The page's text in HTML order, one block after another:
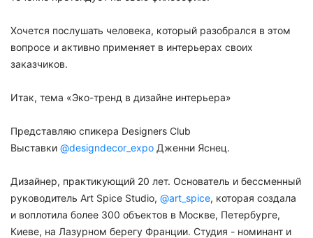
Хочется послушать человека, который разобрался в этом
вопросе и активно применяет в интерьерах своих
заказчиков.
Итак, тема «Эко-тренд в дизайне интерьера»
Представляю спикера Designers Club
Выставки @designdecor_expo Дженни Яснец.
Дизайнер, практикующий 20 лет. Основатель и бессменный
руководитель Art Spice Studio, @art_spice, которая создала
и воплотила более 300 объектов в Москве, Петербурге,
Киеве, на Лазурном берегу Франции. Студия - номинант и